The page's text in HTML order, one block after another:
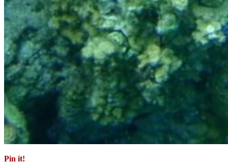
Pin it!